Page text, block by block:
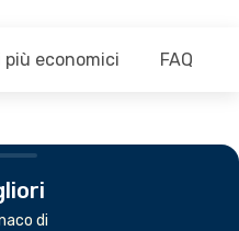
più economici FAQ
di